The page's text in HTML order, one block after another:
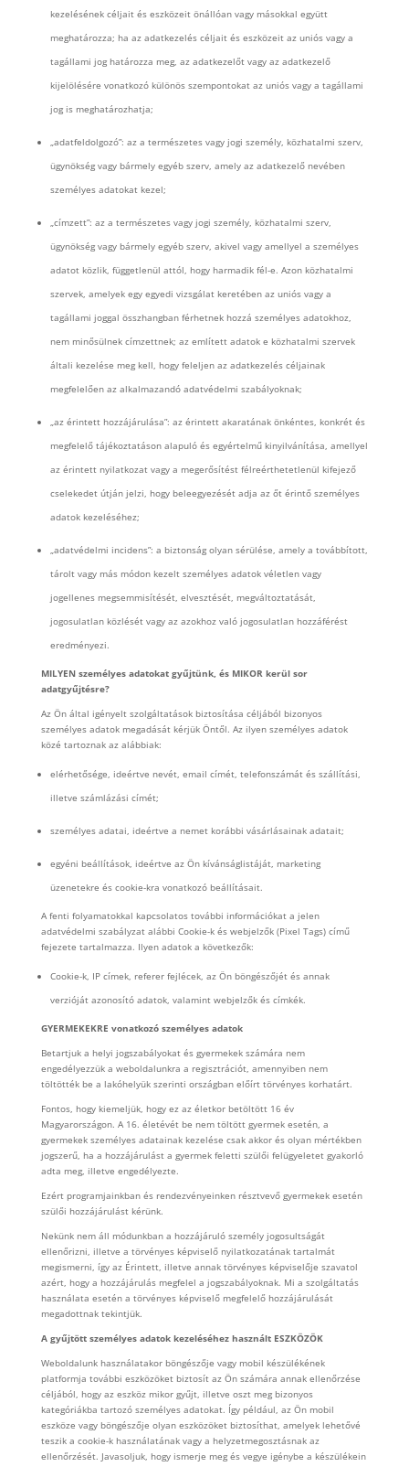
kezelésének céljait és eszközeit önállóan vagy másokkal együtt
meghatározza; ha az adatkezelés céljait és eszközeit az uniós vagy a
tagállami jog határozza meg, az adatkezelőt vagy az adatkezelő
kijelölésére vonatkozó különös szempontokat az uniós vagy a tagállami
jog is meghatározhatja;
„adatfeldolgozó”: az a természetes vagy jogi személy, közhatalmi szerv,
ügynökség vagy bármely egyéb szerv, amely az adatkezelő nevében
személyes adatokat kezel;
„címzett”: az a természetes vagy jogi személy, közhatalmi szerv,
ügynökség vagy bármely egyéb szerv, akivel vagy amellyel a személyes
adatot közlik, függetlenül attól, hogy harmadik fél-e. Azon közhatalmi
szervek, amelyek egy egyedi vizsgálat keretében az uniós vagy a
tagállami joggal összhangban férhetnek hozzá személyes adatokhoz,
nem minősülnek címzettnek; az említett adatok e közhatalmi szervek
általi kezelése meg kell, hogy feleljen az adatkezelés céljainak
megfelelően az alkalmazandó adatvédelmi szabályoknak;
„az érintett hozzájárulása”: az érintett akaratának önkéntes, konkrét és
megfelelő tájékoztatáson alapuló és egyértelmű kinyilvánítása, amellyel
az érintett nyilatkozat vagy a megerősítést félreérthetetlenül kifejező
cselekedet útján jelzi, hogy beleegyezését adja az őt érintő személyes
adatok kezeléséhez;
„adatvédelmi incidens”: a biztonság olyan sérülése, amely a továbbított,
tárolt vagy más módon kezelt személyes adatok véletlen vagy
jogellenes megsemmisítését, elvesztését, megváltoztatását,
jogosulatlan közlését vagy az azokhoz való jogosulatlan hozzáférést
eredményezi.
MILYEN személyes adatokat gyűjtünk, és MIKOR kerül sor
adatgyűjtésre?
Az Ön által igényelt szolgáltatások biztosítása céljából bizonyos
személyes adatok megadását kérjük Öntől. Az ilyen személyes adatok
közé tartoznak az alábbiak:
elérhetősége, ideértve nevét, email címét, telefonszámát és szállítási,
illetve számlázási címét;
személyes adatai, ideértve a nemet korábbi vásárlásainak adatait;
egyéni beállítások, ideértve az Ön kívánságlistáját, marketing
üzenetekre és cookie-kra vonatkozó beállításait.
A fenti folyamatokkal kapcsolatos további információkat a jelen
adatvédelmi szabályzat alábbi Cookie-k és webjelzők (Pixel Tags) című
fejezete tartalmazza. Ilyen adatok a következők:
Cookie-k, IP címek, referer fejlécek, az Ön böngészőjét és annak
verzióját azonosító adatok, valamint webjelzők és címkék.
GYERMEKEKRE vonatkozó személyes adatok
Betartjuk a helyi jogszabályokat és gyermekek számára nem
engedélyezzük a weboldalunkra a regisztrációt, amennyiben nem
töltötték be a lakóhelyük szerinti országban előírt törvényes korhatárt.
Fontos, hogy kiemeljük, hogy ez az életkor betöltött 16 év
Magyarországon. A 16. életévét be nem töltött gyermek esetén, a
gyermekek személyes adatainak kezelése csak akkor és olyan mértékben
jogszerű, ha a hozzájárulást a gyermek feletti szülői felügyeletet gyakorló
adta meg, illetve engedélyezte.
Ezért programjainkban és rendezvényeinken résztvevő gyermekek esetén
szülői hozzájárulást kérünk.
Nekünk nem áll módunkban a hozzájáruló személy jogosultságát
ellenőrizni, illetve a törvényes képviselő nyilatkozatának tartalmát
megismerni, így az Érintett, illetve annak törvényes képviselője szavatol
azért, hogy a hozzájárulás megfelel a jogszabályoknak. Mi a szolgáltatás
használata esetén a törvényes képviselő megfelelő hozzájárulását
megadottnak tekintjük.
A gyűjtött személyes adatok kezeléséhez használt ESZKÖZÖK
Weboldalunk használatakor böngészője vagy mobil készülékének
platformja további eszközöket biztosít az Ön számára annak ellenőrzése
céljából, hogy az eszköz mikor gyűjt, illetve oszt meg bizonyos
kategóriákba tartozó személyes adatokat. Így például, az Ön mobil
eszköze vagy böngészője olyan eszközöket biztosíthat, amelyek lehetővé
teszik a cookie-k használatának vagy a helyzetmegosztásnak az
ellenőrzését. Javasoljuk, hogy ismerje meg és vegye igénybe a készülékein